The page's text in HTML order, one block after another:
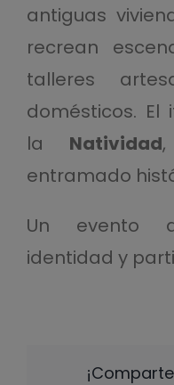
antiguas
recrean
talleres
domésticos. El
la Natividad
entramado
Un evento
identidad y